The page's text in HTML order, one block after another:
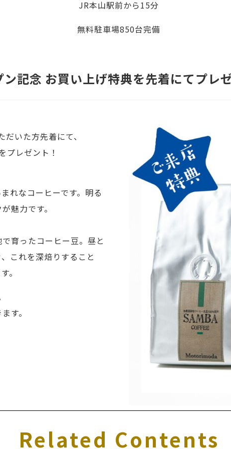
JR本山駅前から15分
無料駐車場850台完備
ン記念 お買い上げ特典を先着にてプレ
いた方先着にて、
レゼント！
れなコーヒーです。明る
魅力です。
育ったコーヒー豆。昼と
これを深焙りすること
。
す。
Related Contents